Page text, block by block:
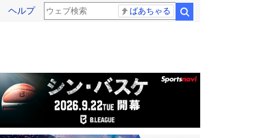
ヘルプ ばあちゃる